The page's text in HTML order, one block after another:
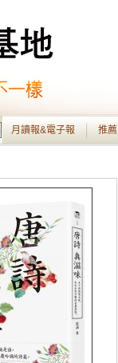
月讀報&電子報 推